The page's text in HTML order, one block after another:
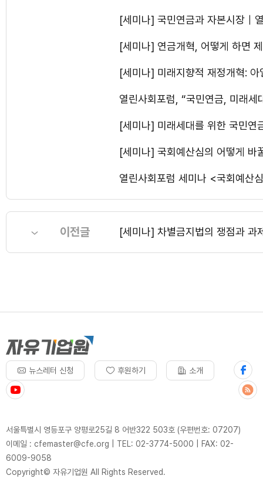
[세미나] 국민연금과 자본시장｜
[세미나] 연금개혁, 어떻게 하면
[세미나] 미래지향적 재정개혁:
열린사회포럼, “국민연금, 미래
[세미나] 미래세대를 위한 국민연
[세미나] 국회예산심의 어떻게 바
열린사회포럼 세미나 <국회예산
이전글 [세미나] 차별금지법의 쟁점과
뉴스레터 신청 후원하기 소개
서울특별시 영등포구 양평로25길 8 어반322 503호 (우편번호: 07207)
이메일 : cfemaster@cfe.org
TEL: 02-3774-5000
FAX: 02-
6009-9058
Copyright© 자유기업원 All Rights Reserved.